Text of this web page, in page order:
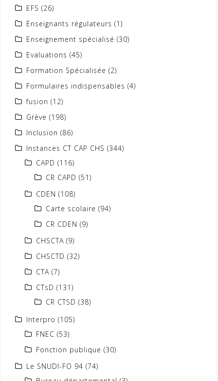
EFS (26)
Enseignants régulateurs (1)
Enseignement spécialisé (30)
Evaluations (45)
Formation Spécialisée (2)
Formulaires indispensables (4)
fusion (12)
Grève (198)
Inclusion (86)
Instances CT CAP CHS (344)
CAPD (116)
CR CAPD (51)
CDEN (108)
Carte scolaire (94)
CR CDEN (9)
CHSCTA (9)
CHSCTD (32)
CTA (7)
CTsD (131)
CR CTSD (38)
Interpro (105)
FNEC (53)
Fonction publique (30)
Le SNUDI-FO 94 (74)